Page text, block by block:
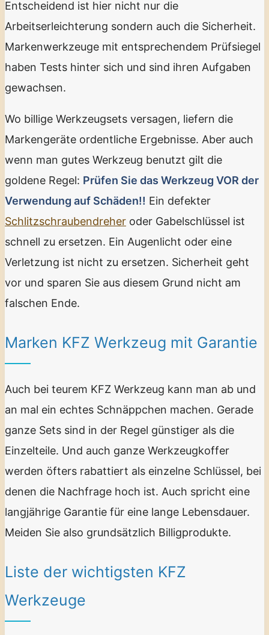
Entscheidend ist hier nicht nur die
Arbeitserleichterung sondern auch die Sicherheit.
Markenwerkzeuge mit entsprechendem Prüfsiegel
haben Tests hinter sich und sind ihren Aufgaben
gewachsen.
Wo billige Werkzeugsets versagen, liefern die
Markengeräte ordentliche Ergebnisse. Aber auch
wenn man gutes Werkzeug benutzt gilt die
goldene Regel: Prüfen Sie das Werkzeug VOR der
Verwendung auf Schäden!! Ein defekter
Schlitzschraubendreher oder Gabelschlüssel ist
schnell zu ersetzen. Ein Augenlicht oder eine
Verletzung ist nicht zu ersetzen. Sicherheit geht
vor und sparen Sie aus diesem Grund nicht am
falschen Ende.
Marken KFZ Werkzeug mit Garantie
Auch bei teurem KFZ Werkzeug kann man ab und
an mal ein echtes Schnäppchen machen. Gerade
ganze Sets sind in der Regel günstiger als die
Einzelteile. Und auch ganze Werkzeugkoffer
werden öfters rabattiert als einzelne Schlüssel, bei
denen die Nachfrage hoch ist. Auch spricht eine
langjährige Garantie für eine lange Lebensdauer.
Meiden Sie also grundsätzlich Billigprodukte.
Liste der wichtigsten KFZ
Werkzeuge